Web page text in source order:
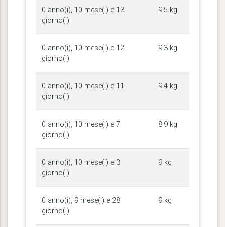
0 anno(i), 10 mese(i) e 13
giorno(i)
9.5 kg
0 anno(i), 10 mese(i) e 12
giorno(i)
9.3 kg
0 anno(i), 10 mese(i) e 11
giorno(i)
9.4 kg
0 anno(i), 10 mese(i) e 7
giorno(i)
8.9 kg
0 anno(i), 10 mese(i) e 3
giorno(i)
9 kg
0 anno(i), 9 mese(i) e 28
giorno(i)
9 kg